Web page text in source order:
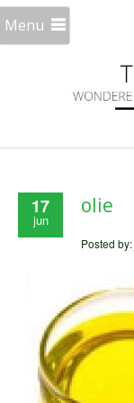
Menu
17
jun
olie
Posted by: